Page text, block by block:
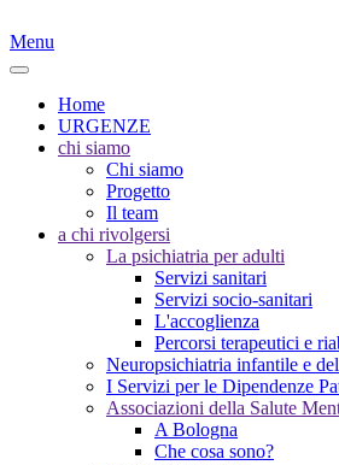
Menu
Home
URGENZE
chi siamo
Chi siamo
Progetto
Il team
a chi rivolgersi
La psichiatria per adulti
Servizi sanitari
Servizi socio-sanitari
L'accoglienza
Percorsi terapeutici e
Neuropsichiatria infantile e
I Servizi per le Dipendenze
Associazioni della Salute
A Bologna
Che cosa sono?